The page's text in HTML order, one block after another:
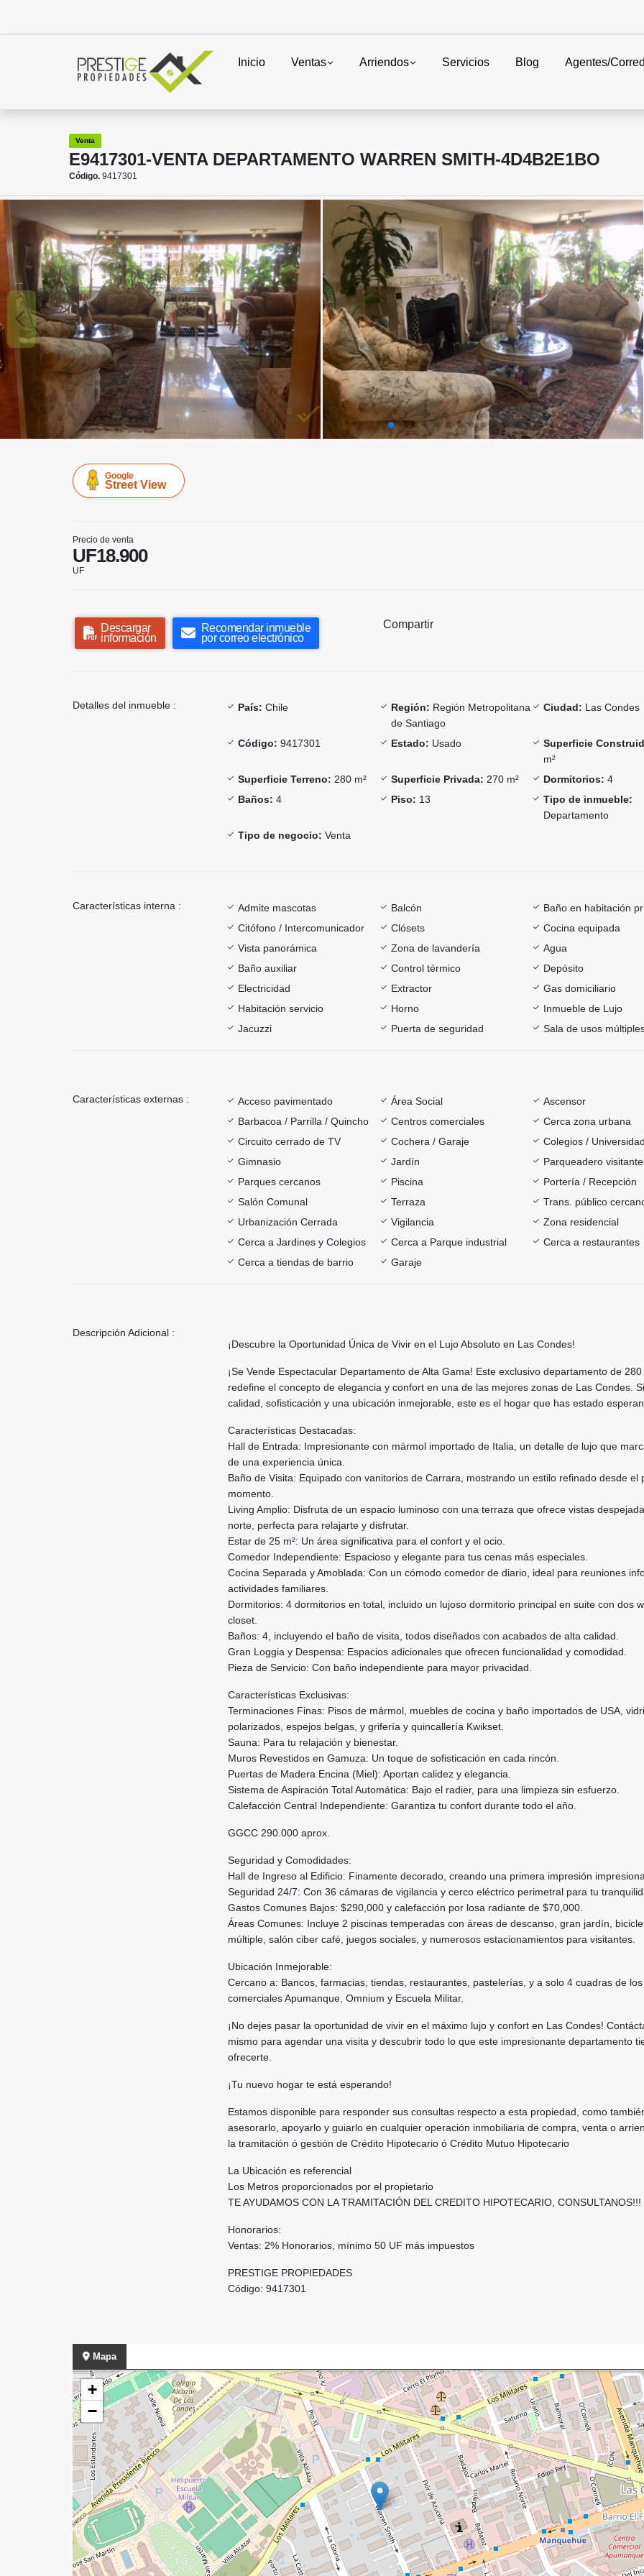
Inicio Ventas Arriendos Servicios Blog Agentes/
Venta
E9417301-VENTA DEPARTAMENTO WARREN SMITH-4D4B2E1BO
Código. 9417301
Google
Street View
Precio de venta
UF18.900
UF
Descargar
información
Recomendar inmueble
por correo electrónico
Compartir
Detalles del inmueble : País: Chile Región: Región Metropolitana
de Santiago
Ciudad: Las Condes
Código: 9417301 Estado: Usado Superficie
m²
Superficie Terreno: 280 m² Superficie Privada: 270 m² Dormitorios: 4
Baños: 4 Piso: 13
Tipo de inmueble:
Departamento
Tipo de negocio: Venta
Características interna : Admite mascotas Balcón
Baño en habitación
Citófono / Intercomunicador
Clósets
Cocina equipada
Vista panorámica
Zona de lavandería
Agua
Baño auxiliar
Control térmico
Depósito
Electricidad
Extractor
Gas domiciliario
Habitación servicio
Horno
Inmueble de Lujo
Jacuzzi
Puerta de seguridad Sala de usos
Características externas : Acceso pavimentado Área Social
Ascensor
Barbacoa / Parrilla / Quincho
Centros comerciales
Cerca zona urbana
Circuito cerrado de TV
Cochera / Garaje
Colegios /
Gimnasio
Jardín
Parqueadero
Parques cercanos
Piscina
Portería / Recepción
Salón Comunal
Terraza
Trans. público
Urbanización Cerrada
Vigilancia
Zona residencial
Cerca a Jardines y Colegios
Cerca a Parque industrial
Cerca a restaurantes
Cerca a tiendas de barrio
Garaje
Descripción Adicional :
¡Descubre la Oportunidad Única de Vivir en el Lujo Absoluto en Las Condes!
¡Se Vende Espectacular Departamento de Alta Gama! Este exclusivo departamento de 280
redefine el concepto de elegancia y confort en una de las mejores zonas de Las Condes.
calidad, sofisticación y una ubicación inmejorable, este es el hogar que has estado
Características Destacadas:
Hall de Entrada: Impresionante con mármol importado de Italia, un detalle de lujo que
de una experiencia única.
Baño de Visita: Equipado con vanitorios de Carrara, mostrando un estilo refinado desde el
momento.
Living Amplio: Disfruta de un espacio luminoso con una terraza que ofrece vistas
norte, perfecta para relajarte y disfrutar.
Estar de 25 m²: Un área significativa para el confort y el ocio.
Comedor Independiente: Espacioso y elegante para tus cenas más especiales.
Cocina Separada y Amoblada: Con un cómodo comedor de diario, ideal para reuniones
actividades familiares.
Dormitorios: 4 dormitorios en total, incluido un lujoso dormitorio principal en suite con dos
closet.
Baños: 4, incluyendo el baño de visita, todos diseñados con acabados de alta calidad.
Gran Loggia y Despensa: Espacios adicionales que ofrecen funcionalidad y comodidad.
Pieza de Servicio: Con baño independiente para mayor privacidad.
Características Exclusivas:
Terminaciones Finas: Pisos de mármol, muebles de cocina y baño importados de USA,
polarizados, espejos belgas, y grifería y quincallería Kwikset.
Sauna: Para tu relajación y bienestar.
Muros Revestidos en Gamuza: Un toque de sofisticación en cada rincón.
Puertas de Madera Encina (Miel): Aportan calidez y elegancia.
Sistema de Aspiración Total Automática: Bajo el radier, para una limpieza sin esfuerzo.
Calefacción Central Independiente: Garantiza tu confort durante todo el año.
GGCC 290.000 aprox.
Seguridad y Comodidades:
Hall de Ingreso al Edificio: Finamente decorado, creando una primera impresión
Seguridad 24/7: Con 36 cámaras de vigilancia y cerco eléctrico perimetral para tu
Gastos Comunes Bajos: $290,000 y calefacción por losa radiante de $70,000.
Áreas Comunes: Incluye 2 piscinas temperadas con áreas de descanso, gran jardín,
múltiple, salón ciber café, juegos sociales, y numerosos estacionamientos para visitantes.
Ubicación Inmejorable:
Cercano a: Bancos, farmacias, tiendas, restaurantes, pastelerías, y a solo 4 cuadras de
comerciales Apumanque, Omnium y Escuela Militar.
¡No dejes pasar la oportunidad de vivir en el máximo lujo y confort en Las Condes!
mismo para agendar una visita y descubrir todo lo que este impresionante departamento
ofrecerte.
¡Tu nuevo hogar te está esperando!
Estamos disponible para responder sus consultas respecto a esta propiedad, como
asesorarlo, apoyarlo y guiarlo en cualquier operación inmobiliaria de compra, venta o
la tramitación ó gestión de Crédito Hipotecario ó Crédito Mutuo Hipotecario
La Ubicación es referencial
Los Metros proporcionados por el propietario
TE AYUDAMOS CON LA TRAMITACIÓN DEL CREDITO HIPOTECARIO, CONSULTANOS!!!
Honorarios:
Ventas: 2% Honorarios, mínimo 50 UF más impuestos
PRESTIGE PROPIEDADES
Código: 9417301
Mapa
+
−